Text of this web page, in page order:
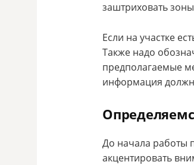
заштриховать
Если на участке
Также надо
предполагаемые
информация
До начала работы
акцентировать